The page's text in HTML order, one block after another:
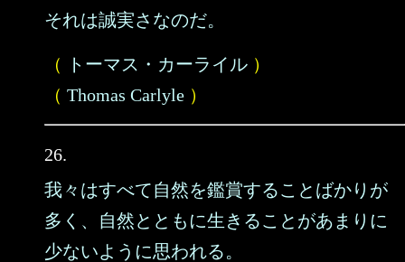
それは誠実さなのだ。
（ トーマス・カーライル ）
（ Thomas Carlyle ）
26.
我々はすべて自然を鑑賞することばかりが
多く、自然とともに生きることがあまりに
少ないように思われる。